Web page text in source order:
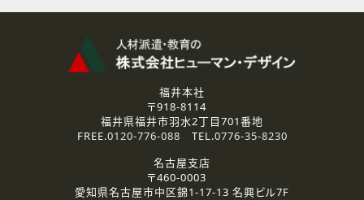
資料送付、受講相談に関するご連絡のために利用いたしま
その他、お問い合わせの内容に回答するために利用いたし
なお、ご連絡手段は、電話・Ｅメールのいずれかの方法とい
2.個人情報の第三者提供
ご提供いただいた個人情報は、法令等の規定に従う場合を除き、
3.個人情報の取り扱いの委託
弊社の定める個人情報保護の評価基準を満たした委託先に、個
福井本社
〒918-8114
福井県福井市羽水2丁目701番地
FREE.0120-776-088 TEL.0776-35-8230
名古屋支店
〒460-0003
愛知県名古屋市中区錦1-17-13 名興ビル7F